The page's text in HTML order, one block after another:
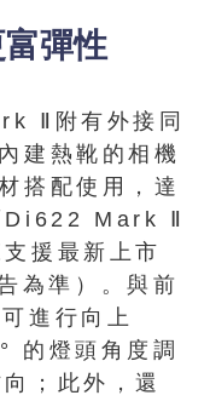
彈性
Ⅱ附有外接同
建熱靴的相機
搭配使用，達
Di622 Mark Ⅱ
援最新上市
為準）。與前
進行向上
的燈頭角度調
；此外，還